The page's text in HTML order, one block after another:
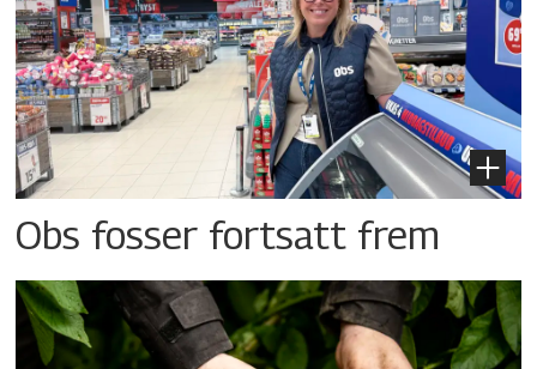
Obs fosser fortsatt frem